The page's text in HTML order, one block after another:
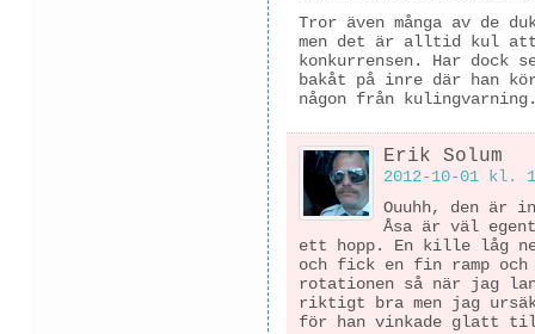
Tror även många av de
men det är alltid kul att
konkurrensen. Har dock
bakåt på inre där han
någon från
Erik Solum
2012-10-01 kl.
Ouuhh, den är
Åsa är väl
ett hopp. En kille låg
och fick en fin ramp och
rotationen så när jag
riktigt bra men jag
för han vinkade glatt